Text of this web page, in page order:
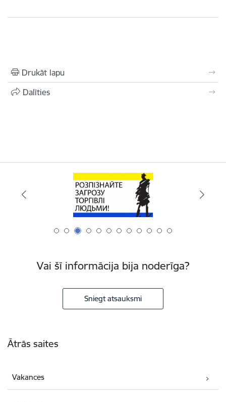
Drukāt lapu
Dalīties
Vai šī informācija bija noderīga?
Sniegt atsauksmi
Ātrās saites
Vakances